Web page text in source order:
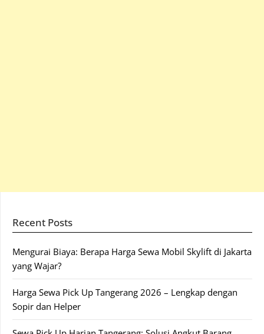
Recent Posts
Mengurai Biaya: Berapa Harga Sewa Mobil Skylift di Jakarta
yang Wajar?
Harga Sewa Pick Up Tangerang 2026 – Lengkap dengan
Sopir dan Helper